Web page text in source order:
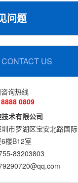
问题
CONTACT US
询热线
0809
术有限公司
市罗湖区宝安北路国际
楼B12室
83203803